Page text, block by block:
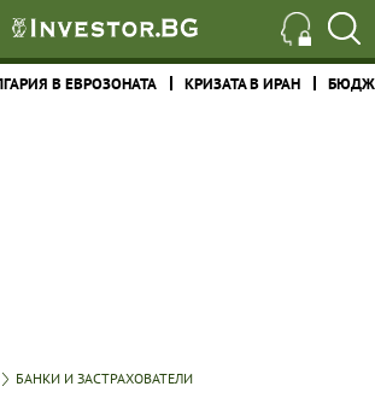
В ЕВРОЗОНАТА КРИЗАТА В ИРАН
БАНКИ И ЗАСТРАХОВАТЕЛИ